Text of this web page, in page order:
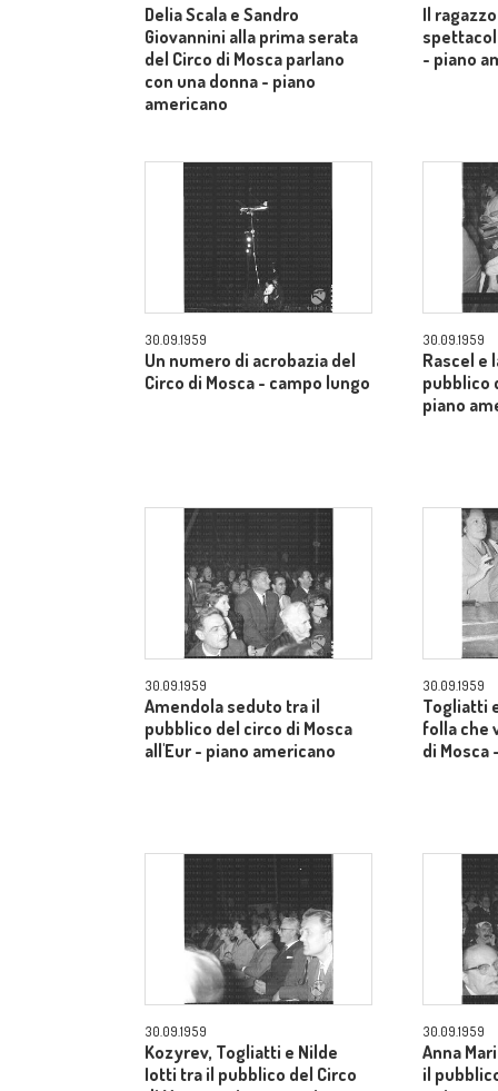
Delia Scala e Sandro
Giovannini alla prima serata
del Circo di Mosca parlano
con una donna - piano
americano
Il
- piano
30.09.1959
Un numero di acrobazia del
Circo di Mosca - campo lungo
30.09.1959
Rascel e
pubblico
piano
30.09.1959
Amendola seduto tra il
pubblico del circo di Mosca
all'Eur - piano americano
30.09.1959
Togliatti
folla che
di Mosca
30.09.1959
Kozyrev, Togliatti e Nilde
Iotti tra il pubblico del Circo
30.09.1959
Anna
il